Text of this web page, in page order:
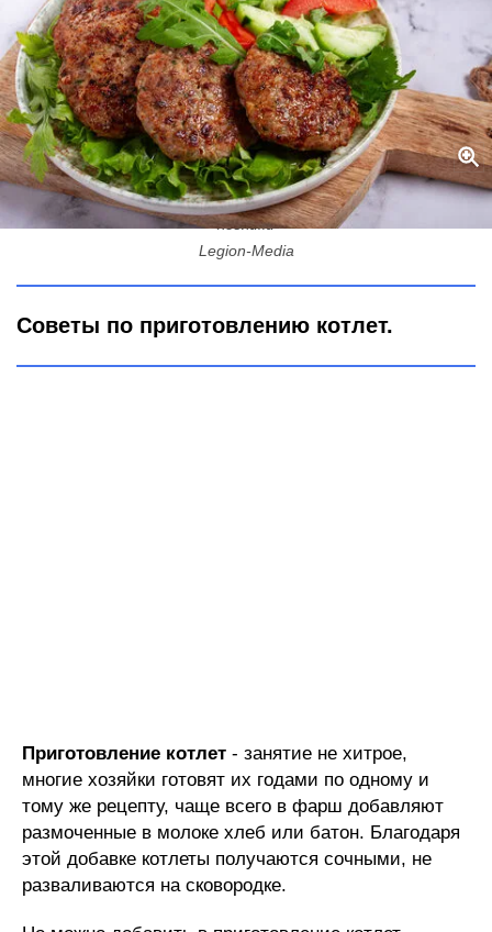
Не хлеб и не батон: Что ещё кладут в котлеты "прошаренные"
хозяйки
Legion-Media
Советы по приготовлению котлет.
Приготовление котлет - занятие не хитрое,
многие хозяйки готовят их годами по одному и
тому же рецепту, чаще всего в фарш добавляют
размоченные в молоке хлеб или батон. Благодаря
этой добавке котлеты получаются сочными, не
разваливаются на сковородке.